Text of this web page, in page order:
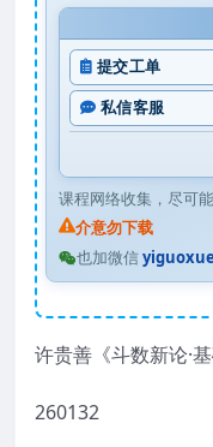
提交工单
私信客服
课程网络收集，尽可能
介意勿下载
也加微信
许贵善《斗数新论·
260132